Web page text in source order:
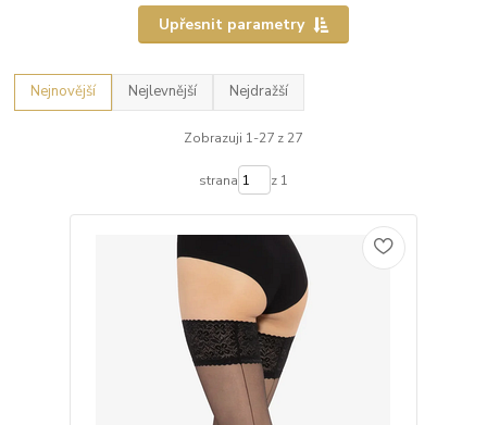
Upřesnit parametry
Nejnovější Nejlevnější Nejdražší
Zobrazuji 1-27 z 27
strana z 1